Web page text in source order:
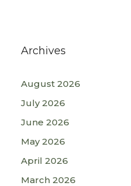
Archives
August 2026
July 2026
June 2026
May 2026
April 2026
March 2026